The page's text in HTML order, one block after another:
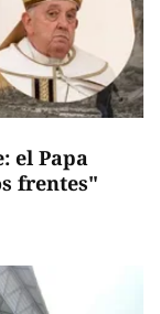
el Papa
frentes"